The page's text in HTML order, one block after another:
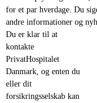
for et par hverdage. Du
andre informationer og
Du er klar til at
kontakte
PrivatHospitalet
Danmark, og enten du
eller dit
forsikringsselskab kan